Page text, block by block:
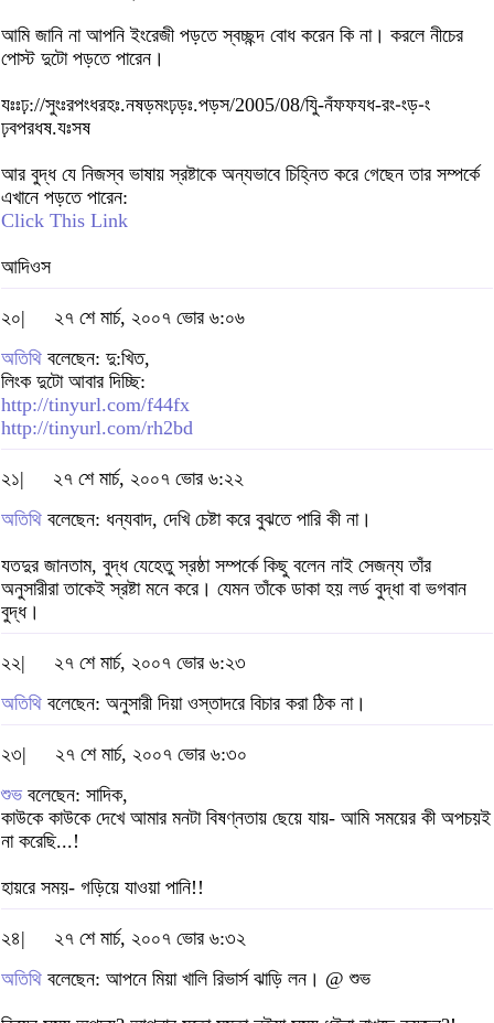
আমি জানি না আপনি ইংরেজী পড়তে স্বচ্ছন্দ বোধ করেন কি না। করলে নীচের
পোস্ট দুটো পড়তে পারেন।
যঃঃঢ়://সুংঃরপংধরহঃ.নষড়মংঢ়ড়ঃ.পড়স/2005/08/যিু-নঁফফযধ-রং-ংড়-ং
ঢ়বপরধষ.যঃসষ
আর বুদ্ধ যে নিজস্ব ভাষায় স্রষ্টাকে অন্যভাবে চিহ্নিত করে গেছেন তার সম্পর্কে
এখানে পড়তে পারেন:
Click This Link
আদিওস
২০|
২৭ শে মার্চ, ২০০৭ ভোর ৬:০৬
অতিথি বলেছেন: দু:খিত,
লিংক দুটো আবার দিচ্ছি:
http://tinyurl.com/f44fx
http://tinyurl.com/rh2bd
২১|
২৭ শে মার্চ, ২০০৭ ভোর ৬:২২
অতিথি বলেছেন: ধন্যবাদ, দেখি চেষ্টা করে বুঝতে পারি কী না।
যতদুর জানতাম, বুদ্ধ যেহেতু স্রষ্ঠা সম্পর্কে কিছু বলেন নাই সেজন্য তাঁর
অনুসারীরা তাকেই স্রষ্টা মনে করে। যেমন তাঁকে ডাকা হয় লর্ড বুদ্ধা বা ভগবান
বুদ্ধ।
২২|
২৭ শে মার্চ, ২০০৭ ভোর ৬:২৩
অতিথি বলেছেন: অনুসারী দিয়া ওস্তাদরে বিচার করা ঠিক না।
২৩|
২৭ শে মার্চ, ২০০৭ ভোর ৬:৩০
শুভ বলেছেন: সাদিক,
কাউকে কাউকে দেখে আমার মনটা বিষণ্নতায় ছেয়ে যায়- আমি সময়ের কী অপচয়ই
না করেছি...!
হায়রে সময়- গড়িয়ে যাওয়া পানি!!
২৪|
২৭ শে মার্চ, ২০০৭ ভোর ৬:৩২
অতিথি বলেছেন: আপনে মিয়া খালি রিভার্স ঝাড়ি লন। @ শুভ